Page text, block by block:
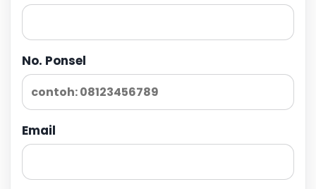
No. Ponsel
Email